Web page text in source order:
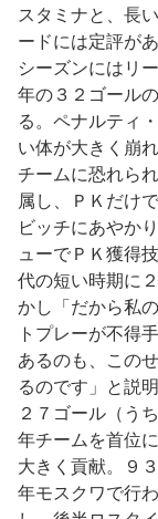
スタミナと、長
ードには定評が
シーズンにはリ
年の３２ゴール
る。ペナルティ
い体が大きく崩
チームに恐れら
属し、ＰＫだけ
ビッチにあやか
ューでＰＫ獲得
代の短い時期に
かし「だから私
トプレーが不得
あるのも、この
るのです」と説
２７ゴール（う
年チームを首位
大きく貢献。９
年モスクワで行